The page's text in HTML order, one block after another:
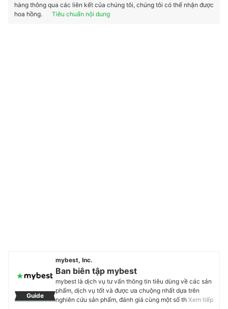
hàng thông qua các liên kết của chúng tôi, chúng tôi có thể nhận được
hoa hồng.
Tiêu chuẩn nội dung
Guide
mybest, Inc.
Ban biên tập mybest
mybest là dịch vụ tư vấn thông tin tiêu dùng về các sản
phẩm, dịch vụ tốt và được ưa chuộng nhất dựa trên
nghiên cứu sản phẩm, đánh giá cùng một số thựcXem tiếp